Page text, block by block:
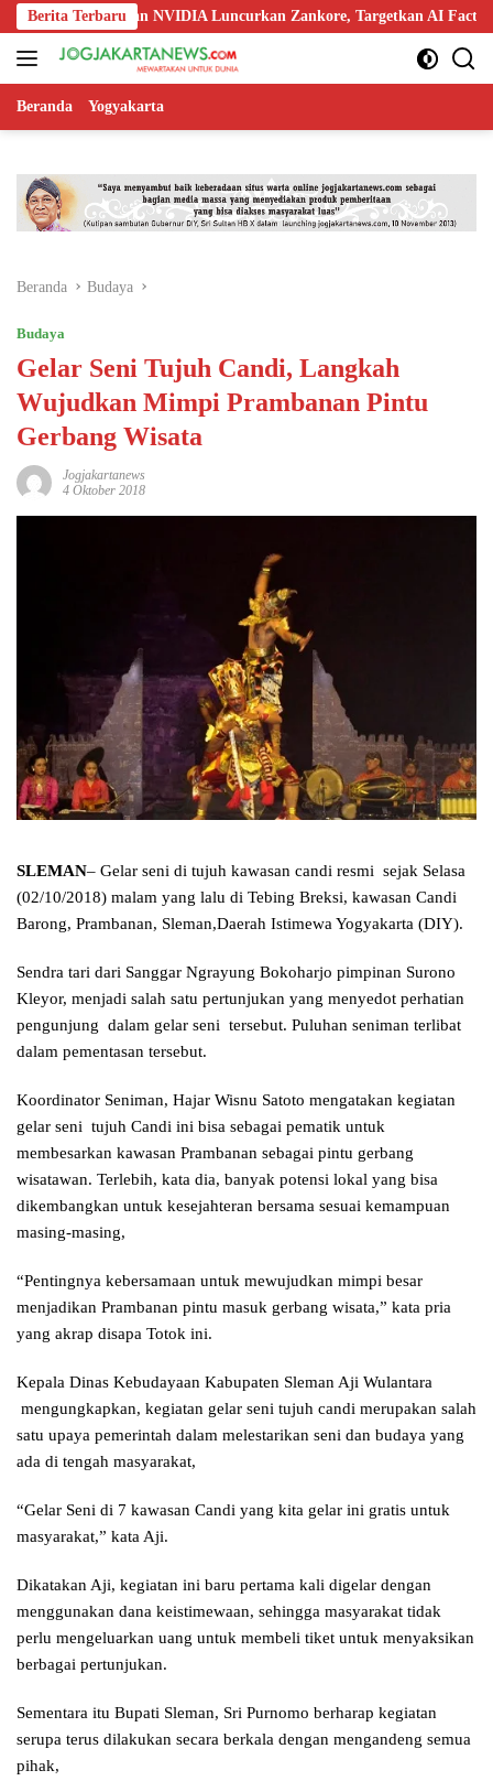
Langsung
ke
konten
Berita Terbaru
Nokia, dan NVIDIA Luncurkan Zankore, Targetkan AI Factory 1 GW
Beranda Yogyakarta
Beranda Budaya
Budaya
Gelar Seni Tujuh Candi, Langkah
Wujudkan Mimpi Prambanan Pintu
Gerbang Wisata
Jogjakartanews
4 Oktober 2018
SLEMAN– Gelar seni di tujuh kawasan candi resmi sejak Selasa
(02/10/2018) malam yang lalu di Tebing Breksi, kawasan Candi
Barong, Prambanan, Sleman,Daerah Istimewa Yogyakarta (DIY).
Sendra tari dari Sanggar Ngrayung Bokoharjo pimpinan Surono
Kleyor, menjadi salah satu pertunjukan yang menyedot perhatian
pengunjung dalam gelar seni tersebut. Puluhan seniman terlibat
dalam pementasan tersebut.
Koordinator Seniman, Hajar Wisnu Satoto mengatakan kegiatan
gelar seni tujuh Candi ini bisa sebagai pematik untuk
membesarkan kawasan Prambanan sebagai pintu gerbang
wisatawan. Terlebih, kata dia, banyak potensi lokal yang bisa
dikembangkan untuk kesejahteran bersama sesuai kemampuan
masing-masing,
“Pentingnya kebersamaan untuk mewujudkan mimpi besar
menjadikan Prambanan pintu masuk gerbang wisata,” kata pria
yang akrap disapa Totok ini.
Kepala Dinas Kebudayaan Kabupaten Sleman Aji Wulantara
mengungkapkan, kegiatan gelar seni tujuh candi merupakan salah
satu upaya pemerintah dalam melestarikan seni dan budaya yang
ada di tengah masyarakat,
“Gelar Seni di 7 kawasan Candi yang kita gelar ini gratis untuk
masyarakat,” kata Aji.
Dikatakan Aji, kegiatan ini baru pertama kali digelar dengan
menggunakan dana keistimewaan, sehingga masyarakat tidak
perlu mengeluarkan uang untuk membeli tiket untuk menyaksikan
berbagai pertunjukan.
Sementara itu Bupati Sleman, Sri Purnomo berharap kegiatan
serupa terus dilakukan secara berkala dengan mengandeng semua
pihak,